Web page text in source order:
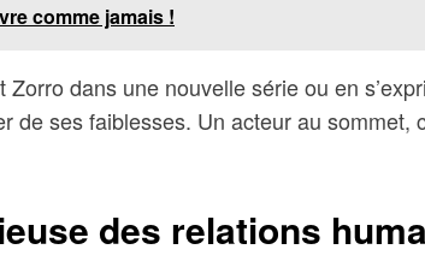
comme jamais !
dans une nouvelle série ou en
ses faiblesses. Un acteur au sommet,
des relations